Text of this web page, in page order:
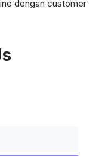
dengan customer